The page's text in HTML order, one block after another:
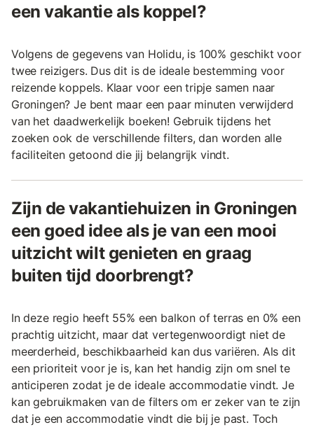
een vakantie als koppel?
Volgens de gegevens van Holidu, is 100% geschikt voor
twee reizigers. Dus dit is de ideale bestemming voor
reizende koppels. Klaar voor een tripje samen naar
Groningen? Je bent maar een paar minuten verwijderd
van het daadwerkelijk boeken! Gebruik tijdens het
zoeken ook de verschillende filters, dan worden alle
faciliteiten getoond die jij belangrijk vindt.
Zijn de vakantiehuizen in Groningen
een goed idee als je van een mooi
uitzicht wilt genieten en graag
buiten tijd doorbrengt?
In deze regio heeft 55% een balkon of terras en 0% een
prachtig uitzicht, maar dat vertegenwoordigt niet de
meerderheid, beschikbaarheid kan dus variëren. Als dit
een prioriteit voor je is, kan het handig zijn om snel te
anticiperen zodat je de ideale accommodatie vindt. Je
kan gebruikmaken van de filters om er zeker van te zijn
dat je een accommodatie vindt die bij je past. Toch